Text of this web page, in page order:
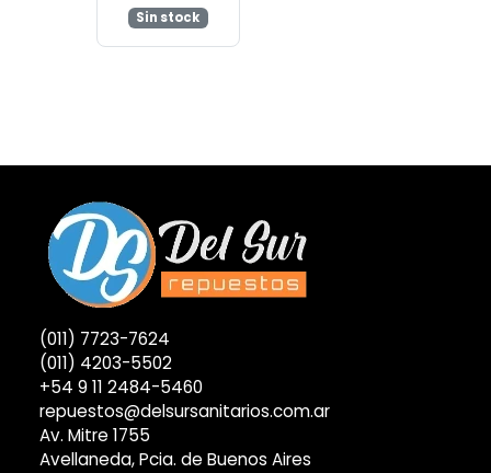
Sin stock
(011) 7723-7624
(011) 4203-5502
+54 9 11 2484-5460
repuestos@delsursanitarios.com.ar
Av. Mitre 1755
Avellaneda, Pcia. de Buenos Aires